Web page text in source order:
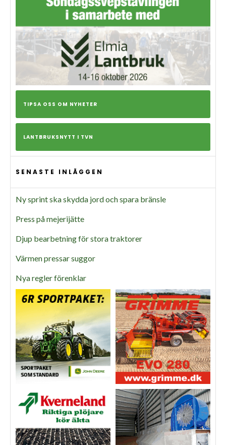
TIPSA OSS OM NYHETER
LANTBRUKSNYTT I TVN
SENASTE INLÄGGEN
Ny sprint ska skydda jord och spara bränsle
Press på mejerijätte
Djup bearbetning för stora traktorer
Värmen pressar suggor
Nya regler förenklar